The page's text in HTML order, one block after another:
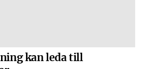
kan leda till